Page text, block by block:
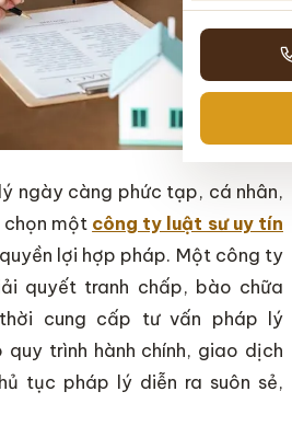
ngày càng phức tạp, cá nhân,
chọn một công ty luật sư uy tín
lợi hợp pháp. Một công ty
quyết tranh chấp, bào chữa
cung cấp tư vấn pháp lý
quy trình hành chính, giao dịch
tục pháp lý diễn ra suôn sẻ,